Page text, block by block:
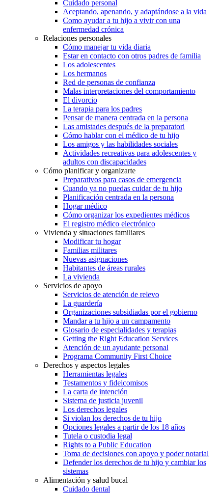
Cuidado personal
Aceptando, apenando, y adaptándose a la vida
Como ayudar a tu hijo a vivir con una
enfermedad crónica
Relaciones personales
Cómo manejar tu vida diaria
Estar en contacto con otros padres de familia
Los adolescentes
Los hermanos
Red de personas de confianza
Malas interpretaciones del comportamiento
El divorcio
La terapia para los padres
Pensar de manera centrada en la persona
Las amistades después de la preparatori
Cómo hablar con el médico de tu hijo
Los amigos y las habilidades sociales
Actividades recreativas para adolescentes y
adultos con discapacidades
Cómo planificar y organizarte
Preparativos para casos de emergencia
Cuando ya no puedas cuidar de tu hijo
Planificación centrada en la persona
Hogar médico
Cómo organizar los expedientes médicos
El registro médico electrónico
Vivienda y situaciones familiares
Modificar tu hogar
Familias militares
Nuevas asignaciones
Habitantes de áreas rurales
La vivienda
Servicios de apoyo
Servicios de atención de relevo
La guardería
Organizaciones subsidiadas por el gobierno
Mandar a tu hijo a un campamento
Glosario de especialidades y terapias
Getting the Right Education Services
Atención de un ayudante personal
Programa Community First Choice
Derechos y aspectos legales
Herramientas legales
Testamentos y fideicomisos
La carta de intención
Sistema de justicia juvenil
Los derechos legales
Si violan los derechos de tu hijo
Opciones legales a partir de los 18 años
Tutela o custodia legal
Rights to a Public Education
Toma de decisiones con apoyo y poder notarial
Defender los derechos de tu hijo y cambiar los
sistemas
Alimentación y salud bucal
Cuidado dental